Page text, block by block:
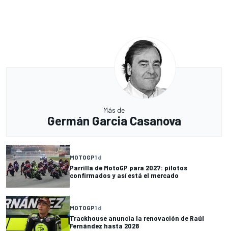
Más de
Germán Garcia Casanova
MOTOGP1 d
Parrilla de MotoGP para 2027: pilotos
confirmados y así está el mercado
MOTOGP1 d
Trackhouse anuncia la renovación de Raúl
Fernández hasta 2028